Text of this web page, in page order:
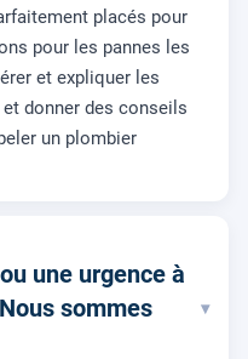
placés pour
pour les pannes les
et expliquer les
donner des conseils
un plombier
une urgence à
sommes
▾